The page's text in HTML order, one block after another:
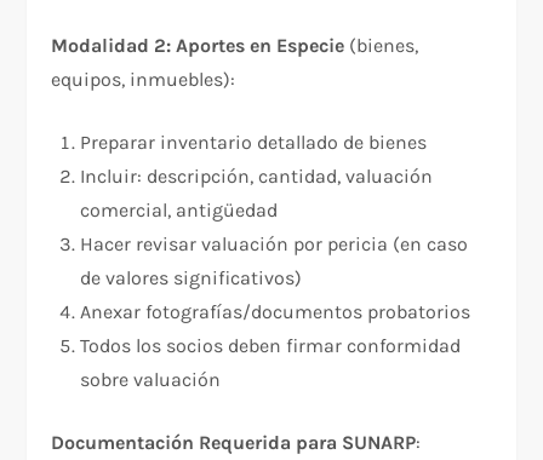
Modalidad 2: Aportes en Especie (bienes,
equipos, inmuebles):​
Preparar inventario detallado de bienes
Incluir: descripción, cantidad, valuación
comercial, antigüedad
Hacer revisar valuación por pericia (en caso
de valores significativos)
Anexar fotografías/documentos probatorios
Todos los socios deben firmar conformidad
sobre valuación
Documentación Requerida para SUNARP:​